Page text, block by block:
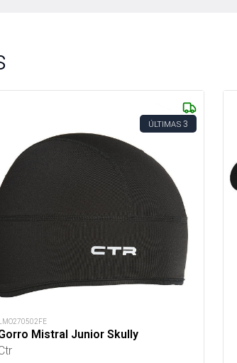
ÚLTIMAS 3
Mistral Junior Skully